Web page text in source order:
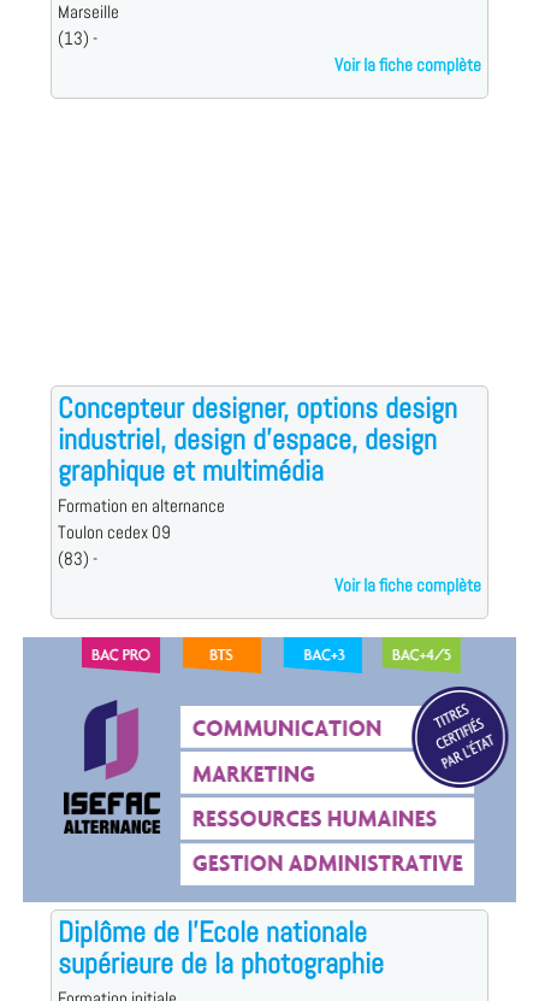
Marseille
(13) -
Voir la fiche complète
Concepteur designer, options design
industriel, design d'espace, design
graphique et multimédia
Formation en alternance
Toulon cedex 09
(83) -
Voir la fiche complète
Diplôme de l'Ecole nationale
supérieure de la photographie